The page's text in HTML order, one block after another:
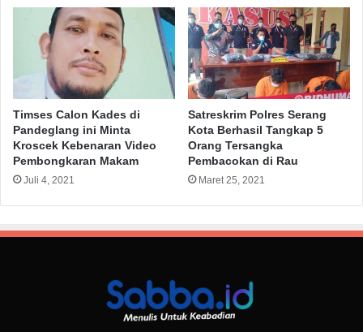
Timses Calon Kades di
Pandeglang ini Minta
Kroscek Kebenaran Video
Pembongkaran Makam
Juli 4, 2021
Satreskrim Polres Serang
Kota Berhasil Tangkap 5
Orang Tersangka
Pembacokan di Rau
Maret 25, 2021